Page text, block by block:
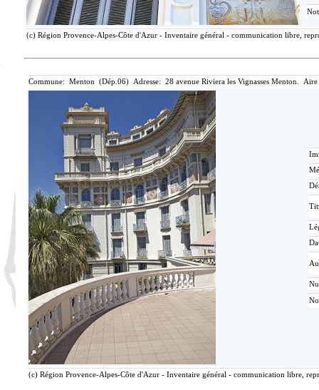
(c) Région Provence-Alpes-Côte d'Azur - Inventaire général - communication libre,
Commune: Menton (Dép.06) Adresse: 28 avenue Riviera les Vignasses Menton.
(c) Région Provence-Alpes-Côte d'Azur - Inventaire général - communication libre,